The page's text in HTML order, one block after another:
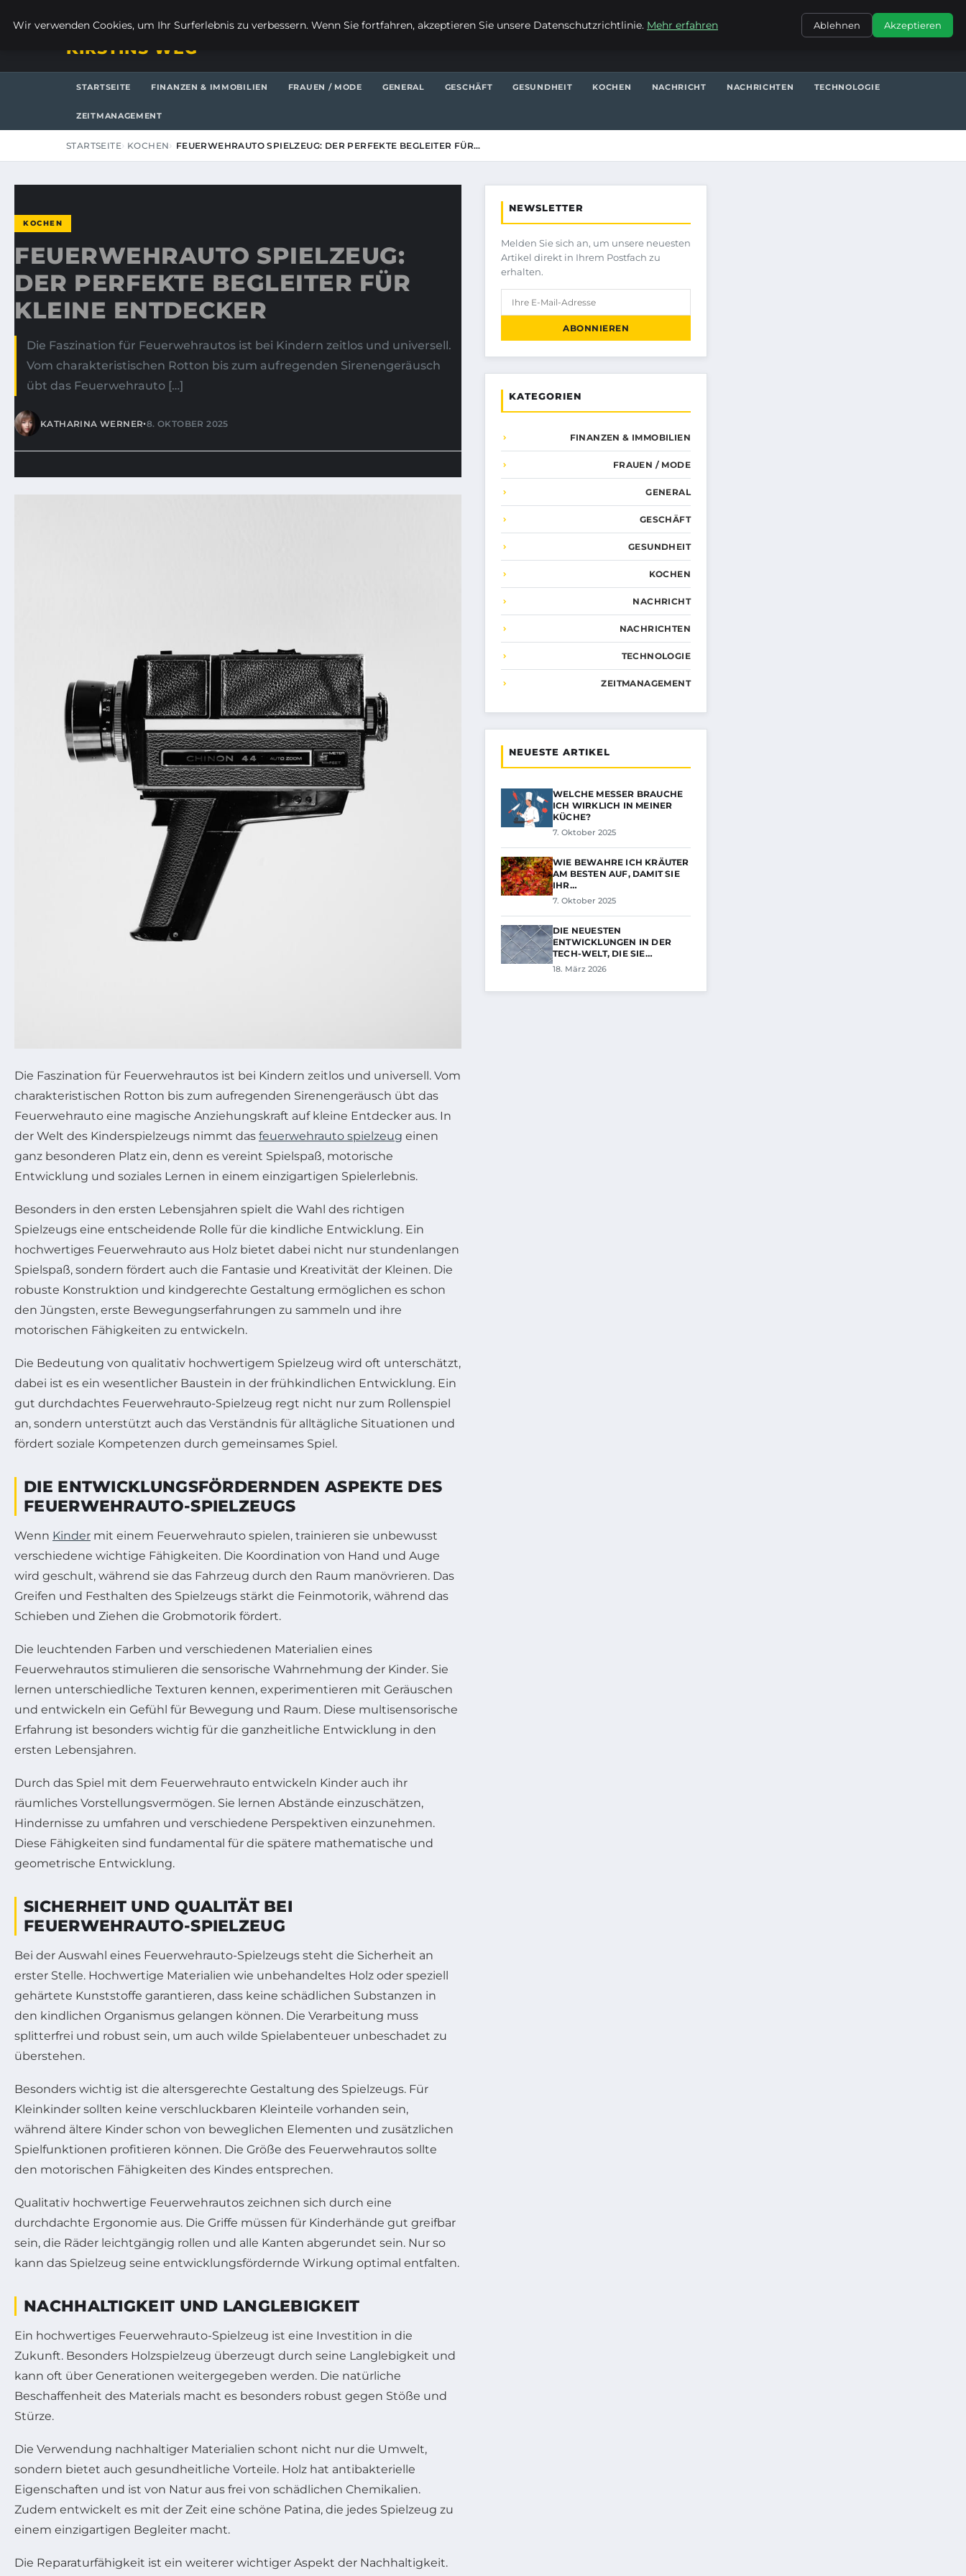
KONTAKT
KIRSTINS WEG
STARTSEITE FINANZEN & IMMOBILIEN FRAUEN / MODE GENERAL GESCHÄFT GESUNDHEIT KOCHEN NACHRICHT NACHRICHTEN TECHNOLOGIE
ZEITMANAGEMENT
STARTSEITE KOCHEN FEUERWEHRAUTO SPIELZEUG: DER PERFEKTE BEGLEITER FÜR…
KOCHEN
FEUERWEHRAUTO SPIELZEUG:
DER PERFEKTE BEGLEITER FÜR
KLEINE ENTDECKER
Die Faszination für Feuerwehrautos ist bei Kindern zeitlos und universell.
Vom charakteristischen Rotton bis zum aufregenden Sirenengeräusch
übt das Feuerwehrauto […]
KATHARINA WERNER•8. OKTOBER 2025
Die Faszination für Feuerwehrautos ist bei Kindern zeitlos und universell. Vom
charakteristischen Rotton bis zum aufregenden Sirenengeräusch übt das
Feuerwehrauto eine magische Anziehungskraft auf kleine Entdecker aus. In
der Welt des Kinderspielzeugs nimmt das feuerwehrauto spielzeug einen
ganz besonderen Platz ein, denn es vereint Spielspaß, motorische
Entwicklung und soziales Lernen in einem einzigartigen Spielerlebnis.
Besonders in den ersten Lebensjahren spielt die Wahl des richtigen
Spielzeugs eine entscheidende Rolle für die kindliche Entwicklung. Ein
hochwertiges Feuerwehrauto aus Holz bietet dabei nicht nur stundenlangen
Spielspaß, sondern fördert auch die Fantasie und Kreativität der Kleinen. Die
robuste Konstruktion und kindgerechte Gestaltung ermöglichen es schon
den Jüngsten, erste Bewegungserfahrungen zu sammeln und ihre
motorischen Fähigkeiten zu entwickeln.
Die Bedeutung von qualitativ hochwertigem Spielzeug wird oft unterschätzt,
dabei ist es ein wesentlicher Baustein in der frühkindlichen Entwicklung. Ein
gut durchdachtes Feuerwehrauto-Spielzeug regt nicht nur zum Rollenspiel
an, sondern unterstützt auch das Verständnis für alltägliche Situationen und
fördert soziale Kompetenzen durch gemeinsames Spiel.
DIE ENTWICKLUNGSFÖRDERNDEN ASPEKTE DES
FEUERWEHRAUTO-SPIELZEUGS
Wenn Kinder mit einem Feuerwehrauto spielen, trainieren sie unbewusst
verschiedene wichtige Fähigkeiten. Die Koordination von Hand und Auge
wird geschult, während sie das Fahrzeug durch den Raum manövrieren. Das
Greifen und Festhalten des Spielzeugs stärkt die Feinmotorik, während das
Schieben und Ziehen die Grobmotorik fördert.
Die leuchtenden Farben und verschiedenen Materialien eines
Feuerwehrautos stimulieren die sensorische Wahrnehmung der Kinder. Sie
lernen unterschiedliche Texturen kennen, experimentieren mit Geräuschen
und entwickeln ein Gefühl für Bewegung und Raum. Diese multisensorische
Erfahrung ist besonders wichtig für die ganzheitliche Entwicklung in den
ersten Lebensjahren.
Durch das Spiel mit dem Feuerwehrauto entwickeln Kinder auch ihr
räumliches Vorstellungsvermögen. Sie lernen Abstände einzuschätzen,
Hindernisse zu umfahren und verschiedene Perspektiven einzunehmen.
Diese Fähigkeiten sind fundamental für die spätere mathematische und
geometrische Entwicklung.
SICHERHEIT UND QUALITÄT BEI
FEUERWEHRAUTO-SPIELZEUG
Bei der Auswahl eines Feuerwehrauto-Spielzeugs steht die Sicherheit an
erster Stelle. Hochwertige Materialien wie unbehandeltes Holz oder speziell
gehärtete Kunststoffe garantieren, dass keine schädlichen Substanzen in
den kindlichen Organismus gelangen können. Die Verarbeitung muss
splitterfrei und robust sein, um auch wilde Spielabenteuer unbeschadet zu
überstehen.
Besonders wichtig ist die altersgerechte Gestaltung des Spielzeugs. Für
Kleinkinder sollten keine verschluckbaren Kleinteile vorhanden sein,
während ältere Kinder schon von beweglichen Elementen und zusätzlichen
Spielfunktionen profitieren können. Die Größe des Feuerwehrautos sollte
den motorischen Fähigkeiten des Kindes entsprechen.
Qualitativ hochwertige Feuerwehrautos zeichnen sich durch eine
durchdachte Ergonomie aus. Die Griffe müssen für Kinderhände gut greifbar
sein, die Räder leichtgängig rollen und alle Kanten abgerundet sein. Nur so
kann das Spielzeug seine entwicklungsfördernde Wirkung optimal entfalten.
NACHHALTIGKEIT UND LANGLEBIGKEIT
Ein hochwertiges Feuerwehrauto-Spielzeug ist eine Investition in die
Zukunft. Besonders Holzspielzeug überzeugt durch seine Langlebigkeit und
kann oft über Generationen weitergegeben werden. Die natürliche
Beschaffenheit des Materials macht es besonders robust gegen Stöße und
Stürze.
Die Verwendung nachhaltiger Materialien schont nicht nur die Umwelt,
sondern bietet auch gesundheitliche Vorteile. Holz hat antibakterielle
Eigenschaften und ist von Natur aus frei von schädlichen Chemikalien.
Zudem entwickelt es mit der Zeit eine schöne Patina, die jedes Spielzeug zu
einem einzigartigen Begleiter macht.
Die Reparaturfähigkeit ist ein weiterer wichtiger Aspekt der Nachhaltigkeit.
NEWSLETTER
Melden Sie sich an, um unsere neuesten
Artikel direkt in Ihrem Postfach zu
erhalten.
ABONNIEREN
KATEGORIEN
FINANZEN & IMMOBILIEN
FRAUEN / MODE
GENERAL
GESCHÄFT
GESUNDHEIT
KOCHEN
NACHRICHT
NACHRICHTEN
TECHNOLOGIE
ZEITMANAGEMENT
NEUESTE ARTIKEL
WELCHE MESSER BRAUCHE
ICH WIRKLICH IN MEINER
KÜCHE?
7. Oktober 2025
WIE BEWAHRE ICH KRÄUTER
AM BESTEN AUF, DAMIT SIE
IHR…
7. Oktober 2025
DIE NEUESTEN
ENTWICKLUNGEN IN DER
TECH-WELT, DIE SIE…
18. März 2026
Wir verwenden Cookies, um Ihr Surferlebnis zu verbessern. Wenn Sie fortfahren, akzeptieren Sie unsere Datenschutzrichtlinie. Mehr erfahren Ablehnen Akzeptieren